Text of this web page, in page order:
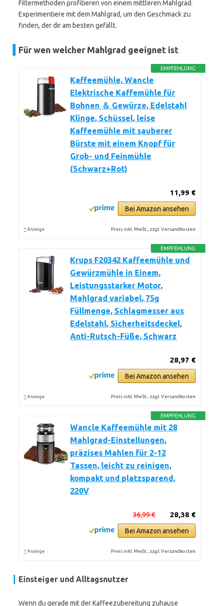
Filtermethoden profitieren von einem mittleren Mahlgrad.
Experimentiere mit dem Mahlgrad, um den Geschmack zu
finden, der dir am besten gefällt.
Für wen welcher Mahlgrad geeignet ist
EMPFEHLUNG
Kaffeemühle, Wancle
Elektrische Kaffemühle für
Bohnen ＆ Gewürze, Edelstahl
Klinge, Schüssel, leise
Kaffeemühle mit sauberer
Bürste mit einem Knopf für
Grob- und Feinmühle
(Schwarz+Rot)
11,99 €
Bei Amazon ansehen
* Anzeige Preis inkl. MwSt., zzgl. Versandkosten
EMPFEHLUNG
Krups F20342 Kaffeemühle und
Gewürzmühle in Einem,
Leistungsstarker Motor,
Mahlgrad variabel, 75g
Füllmenge, Schlagmesser aus
Edelstahl, Sicherheitsdeckel,
Anti-Rutsch-Füße, Schwarz
28,97 €
Bei Amazon ansehen
* Anzeige Preis inkl. MwSt., zzgl. Versandkosten
EMPFEHLUNG
Wancle Kaffeemühle mit 28
Mahlgrad-Einstellungen,
präzises Mahlen für 2-12
Tassen, leicht zu reinigen,
kompakt und platzsparend,
220V
28,38 €
36,99 €
Bei Amazon ansehen
* Anzeige Preis inkl. MwSt., zzgl. Versandkosten
Einsteiger und Alltagsnutzer
Wenn du gerade mit der Kaffeezubereitung zuhause